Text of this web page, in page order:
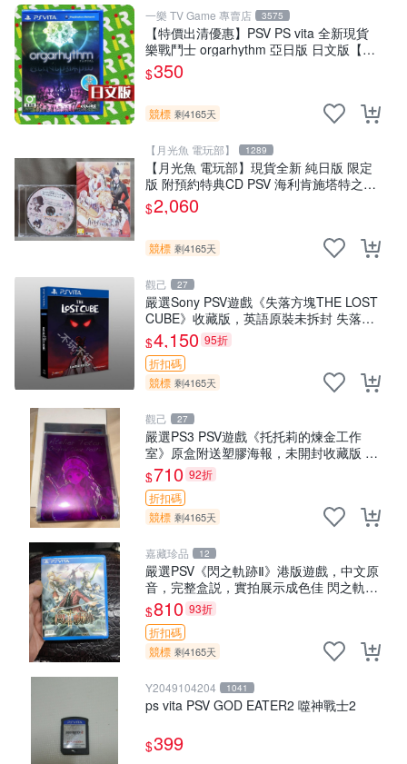
一樂 TV Game 專賣店 3575
【特價出清優惠】PSV PS vita 全新現貨
樂戰鬥士 orgarhythm 亞日版 日文版【一
樂電玩】
$350
競標 剩4165天
【月光魚 電玩部】 1289
【月光魚 電玩部】現貨全新 純日版 限定
版 附預約特典CD PSV 海利肯施塔特之歌
限定版 純日版
$2,060
競標 剩4165天
觀己 27
嚴選Sony PSV遊戲《失落方塊THE LOST
CUBE》收藏版，英語原裝未拆封 失落方
塊 THE LOST CUBE PSV 精華版 新作 權
杖
$4,150 95折
折扣碼
競標 剩4165天
觀己 27
嚴選PS3 PSV遊戲《托托莉的煉金工作
室》原盒附送塑膠海報，未開封收藏版 托
托莉 爐石 工作室
$710 92折
折扣碼
競標 剩4165天
嘉藏珍品 12
嚴選PSV《閃之軌跡Ⅱ》港版遊戲，中文原
音，完整盒説，實拍展示成色佳 閃之軌跡
Ⅱ PSV 港版 中文
$810 93折
折扣碼
競標 剩4165天
Y2049104204 1041
ps vita PSV GOD EATER2 噬神戰士2
$399